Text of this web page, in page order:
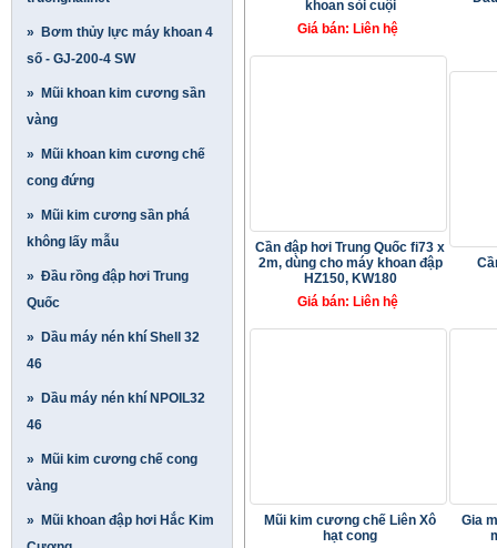
» Bơm thủy lực máy khoan 4
số - GJ-200-4 SW
» Mũi khoan kim cương sần
vàng
» Mũi khoan kim cương chế
cong đứng
» Mũi kim cương sần phá
không lấy mẫu
» Đầu rồng đập hơi Trung
Quốc
» Dầu máy nén khí Shell 32
46
» Dầu máy nén khí NPOIL32
46
» Mũi kim cương chế cong
vàng
» Mũi khoan đập hơi Hắc Kim
khoan sỏi cuội
Giá bán: Liên hệ
Cần đập hơi Trung Quốc fi73 x
2m, dùng cho máy khoan đập
HZ150, KW180
Giá bán: Liên hệ
Mũi kim cương chế Liên Xô
hạt cong
Gia